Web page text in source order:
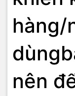
hàng/
nên